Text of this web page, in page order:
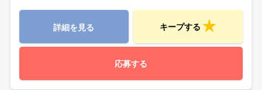
詳細を見る キープする
応募する